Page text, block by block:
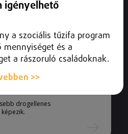
vezetnek
drogellenes
igényelhető
a szociális tűzifa program
mennyiséget és a
a rászoruló családoknak.
>>